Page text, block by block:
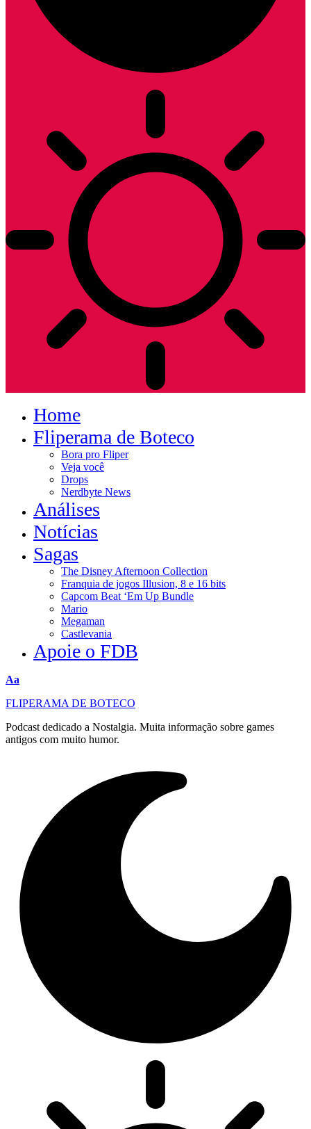
Home
Fliperama de Boteco
Bora pro Fliper
Veja você
Drops
Nerdbyte News
Análises
Notícias
Sagas
The Disney Afternoon Collection
Franquia de jogos Illusion, 8 e 16 bits
Capcom Beat ‘Em Up Bundle
Mario
Megaman
Castlevania
Apoie o FDB
Redimensionar
Aa
FLIPERAMA DE BOTECO
Podcast dedicado a Nostalgia. Muita informação sobre games
antigos com muito humor.